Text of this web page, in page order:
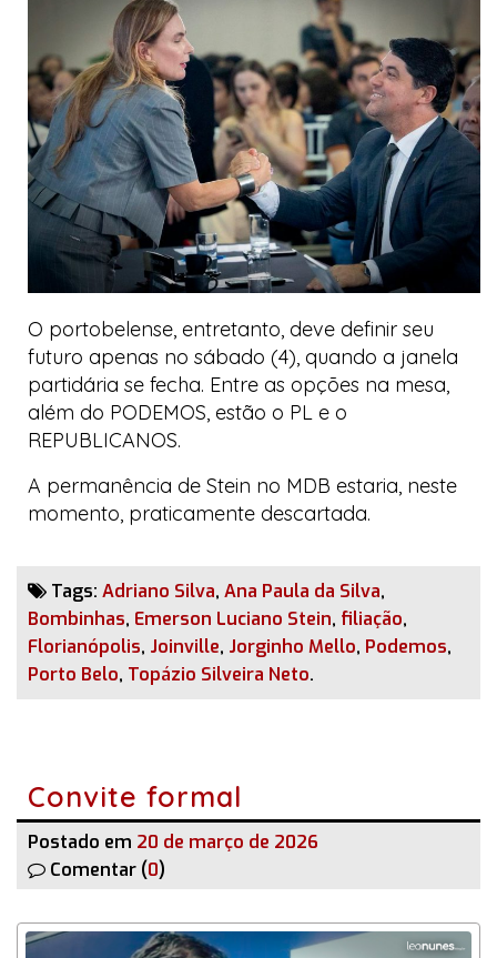
O portobelense, entretanto, deve definir seu
futuro apenas no sábado (4), quando a janela
partidária se fecha. Entre as opções na mesa,
além do PODEMOS, estão o PL e o
REPUBLICANOS.
A permanência de Stein no MDB estaria, neste
momento, praticamente descartada.
Tags: Adriano Silva, Ana Paula da Silva,
Bombinhas, Emerson Luciano Stein, filiação,
Florianópolis, Joinville, Jorginho Mello, Podemos,
Porto Belo, Topázio Silveira Neto.
Convite formal
Postado em 20 de março de 2026
Comentar (0)